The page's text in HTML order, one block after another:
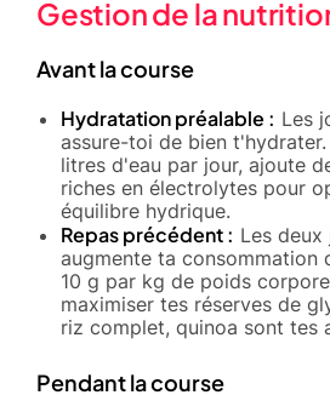
Gestion de la
Avant la course
Hydratation préalable : Les
assure-toi de bien
litres d'eau par jour, ajoute
riches en électrolytes pour
équilibre hydrique.
Repas précédent : Les deux
augmente ta consommation
10 g par kg de poids
maximiser tes réserves de
riz complet, quinoa sont tes
Pendant la course